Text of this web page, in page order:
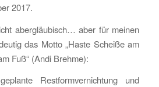
2017.
abergläubisch… aber für meinen
das Motto „Haste Scheiße am
Fuß“ (Andi Brehme):
Restformvernichtung und